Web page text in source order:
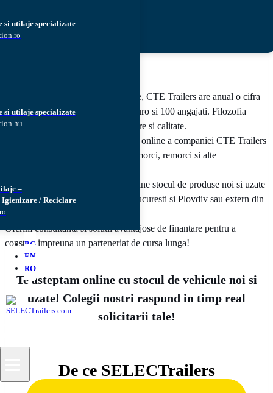
si utilaje specializate
si utilaje specializate
–
/ Reciclare
BG
EN
RO
Dupa 20 ani de continua dezvoltare, CTE Trailers are anual o cifra
de afaceri de cca 50 milioane de Euro si 100 angajati. Filozofia
noastra este sa investim in dezvoltare si calitate.
SELECTrailers.com este platforma online a companiei CTE Trailers
unde poti cumpara si vinde semiremorci, remorci si alte
SELECTrailers aduce aproape de tine stocul de produse noi si uzate
aflate in cele 3 parcuri din Arad, Bucuresti si Plovdiv sau extern din
gestiunea partenerilor nostri.
Oferim consultanta si solutii avantajose de finantare pentru a
construi impreuna un parteneriat de cursa lunga!
Te asteptam online cu stocul de vehicule noi si
uzate! Colegii nostri raspund in timp real
solicitarii tale!
De ce SELECTrailers